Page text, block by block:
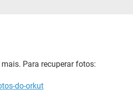
Para recuperar fotos:
do-orkut